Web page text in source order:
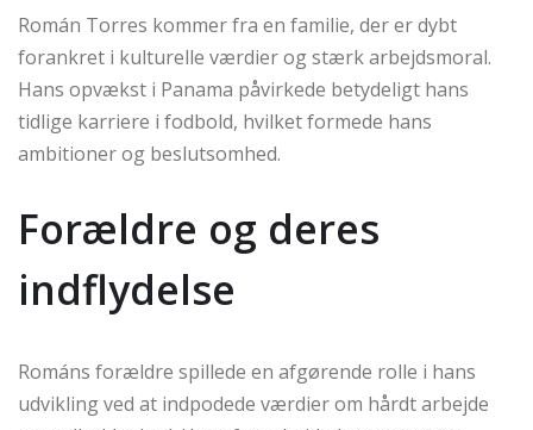
Román Torres kommer fra en familie, der er dybt
forankret i kulturelle værdier og stærk arbejdsmoral.
Hans opvækst i Panama påvirkede betydeligt hans
tidlige karriere i fodbold, hvilket formede hans
ambitioner og beslutsomhed.
Forældre og deres
indflydelse
Románs forældre spillede en afgørende rolle i hans
udvikling ved at indpodede værdier om hårdt arbejde